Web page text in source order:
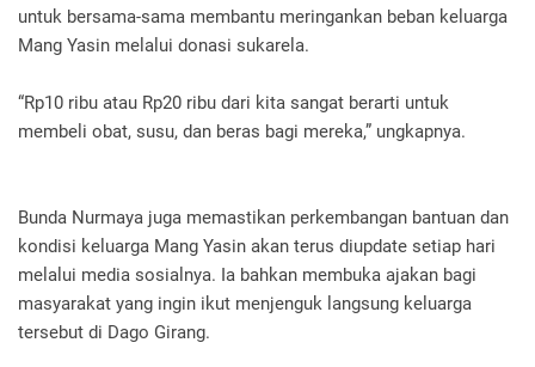
untuk bersama-sama membantu meringankan beban keluarga
Mang Yasin melalui donasi sukarela.
“Rp10 ribu atau Rp20 ribu dari kita sangat berarti untuk
membeli obat, susu, dan beras bagi mereka,” ungkapnya.
Bunda Nurmaya juga memastikan perkembangan bantuan dan
kondisi keluarga Mang Yasin akan terus diupdate setiap hari
melalui media sosialnya. Ia bahkan membuka ajakan bagi
masyarakat yang ingin ikut menjenguk langsung keluarga
tersebut di Dago Girang.